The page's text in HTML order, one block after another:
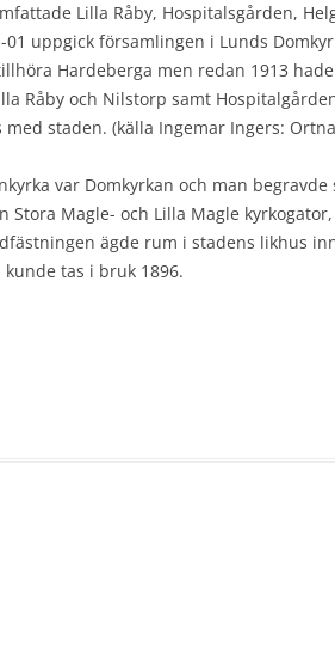
Lilla Råby, Hospitalsgården,
01 uppgick församlingen i Lunds
Hardeberga men redan 1913
Råby och Nilstorp samt
staden. (källa Ingemar Ingers:
var Domkyrkan och man
Stora Magle- och Lilla Magle
ägde rum i stadens likhus
tas i bruk 1896.